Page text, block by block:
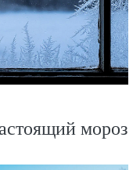
мороз